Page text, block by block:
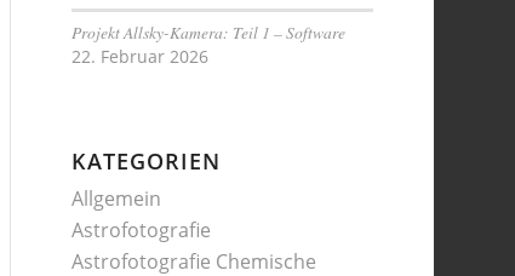
Projekt Allsky-Kamera: Teil 1 – Software
22. Februar 2026
KATEGORIEN
Allgemein
Astrofotografie
Astrofotografie Chemische